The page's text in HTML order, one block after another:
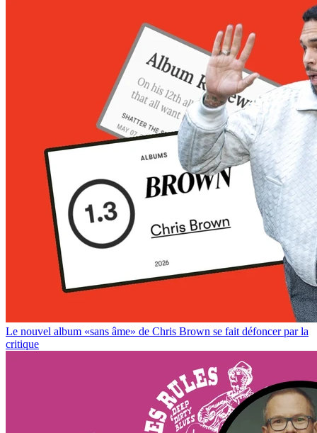
Le nouvel album «sans âme» de Chris Brown se fait défoncer par la
critique